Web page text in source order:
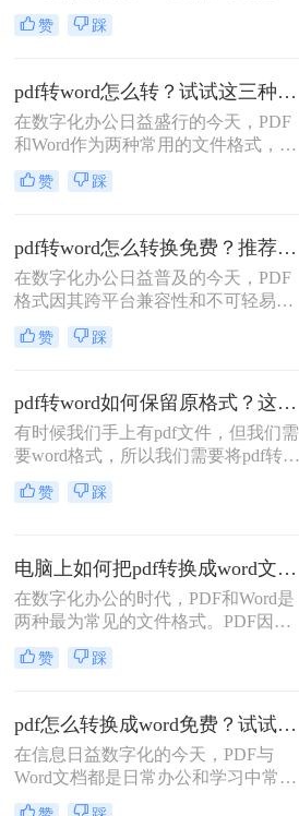
地编辑和修改内容。然而，很多转换
工具在转换过程中往往无法完全保留
文档格式混乱。为了解决pdf转word怎
么保留格式不变问题，本文将介绍三
种实用的方法，帮助你在将PDF转换
为Word时保留格式不变。
赞 踩
pdf转word怎么转？试试这三种简单实用方法！
在数字化办公日益盛行的今天，PDF
和Word作为两种常用的文件格式，各
自拥有其独特的优势。PDF文件因其
跨平台兼容性和不可轻易编辑的特
Word文件则以其强大的编辑功能和丰
富的格式设置，成为办公文档的首
选。然而，在实际应用中，我们常常
需要将PDF文件转换为Word文档，以
便进行进一步的编辑和修改。那么pdf
转word怎么转呢？本文将为您详细介
赞 踩
pdf转word怎么转换免费？推荐这三种方法给你！
在数字化办公日益普及的今天，PDF
格式因其跨平台兼容性和不可轻易编
辑的特性，成为文件传输和共享的常
用格式。然而，当需要修改PDF中的
时，很多用户会发现这一任务并不容
易。幸运的是，存在多种免费的方法
可以帮助我们实现PDF到Word的转
换。那么pdf转word怎么转换免费呢？
本文将为您介绍几种常用的免费转换
方法。
赞 踩
pdf转word如何保留原格式？这三个实用方法一定能帮到你！
有时候我们手上有pdf文件，但我们需
要word格式，所以我们需要将pdf转
word如何保留原格式，那么你知道怎
么将pdf转word吗？小编今天给大家整
握，快快收藏起来吧。
赞 踩
电脑上如何把pdf转换成word文档？值得收藏的四种转换方法！
在数字化办公的时代，PDF和Word是
两种最为常见的文件格式。PDF因其
出色的稳定性和跨平台性而受到广泛
使用，但在某些情况下，我们可能需
进行编辑、修改或重新排版。那么电
脑上如何把pdf转换成word文档呢？本
文将为您介绍三种在电脑上将PDF转
换成Word文档的实用方法，帮助您轻
松应对不同场景下的文件格式转换需
赞 踩
pdf怎么转换成word免费？试试这二个方法！
在信息日益数字化的今天，PDF与
Word文档都是日常办公和学习中常见
的文件格式。PDF文件因其不易被修